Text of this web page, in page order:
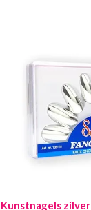
Kunstnagels zilver